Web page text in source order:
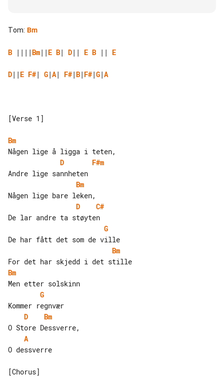
Tom: Bm
B ||||Bm|| E B| D|| E B || E
D|| E F#| G|A| F#|B| F#|G|A
[Verse 1]
Bm
D
F#m
Bm
D
C#
G
Bm
Bm
G
D
Bm
A
O dessverre
[Chorus]